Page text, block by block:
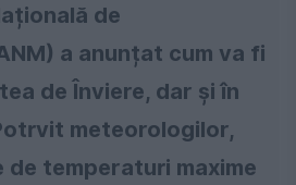
de
a anunțat cum va fi
de Înviere, dar și în
meteorologilor,
de temperaturi maxime